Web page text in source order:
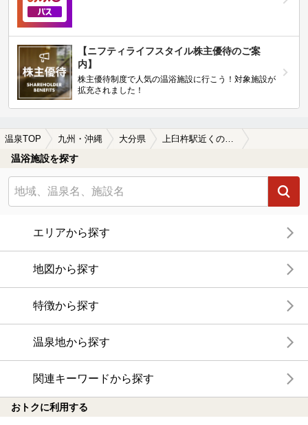
【ニフティライフスタイル株主優待のご案
内】
株主優待制度で人気の温浴施設に行こう！対象施設が
拡充されました！
温泉TOP 九州・沖縄 大分県 上臼杵駅近くの温泉、日帰り温泉、スーパー銭湯おすすめ
温浴施設を探す
エリアから探す
地図から探す
特徴から探す
温泉地から探す
関連キーワードから探す
おトクに利用する